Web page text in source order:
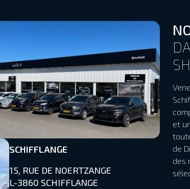
SCHIFFLANGE
15, RUE DE NOERTZANGE
L-3860 SCHIFFLANGE
et
de
des